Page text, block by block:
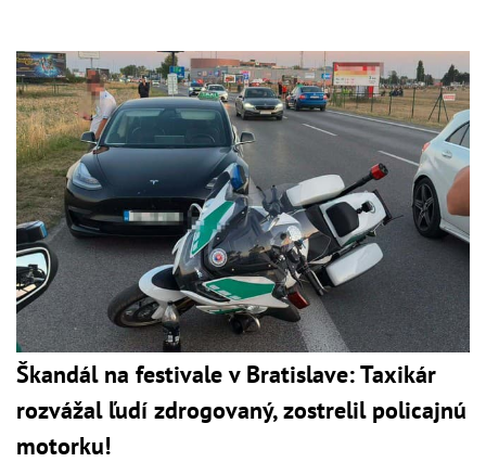
Škandál na festivale v Bratislave: Taxikár
rozvážal ľudí zdrogovaný, zostrelil policajnú
motorku!